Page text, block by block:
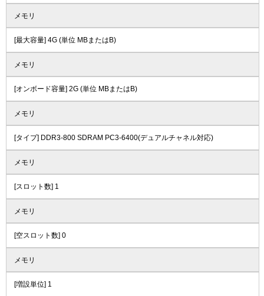
メモリ
[最大容量] 4G (単位 MBまたはB)
メモリ
[オンボード容量] 2G (単位 MBまたはB)
メモリ
[タイプ] DDR3-800 SDRAM PC3-6400(デュアルチャネル対応)
メモリ
[スロット数] 1
メモリ
[空スロット数] 0
メモリ
[増設単位] 1